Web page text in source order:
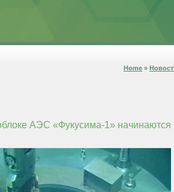
Home »
АЭС «Фукусима-1»